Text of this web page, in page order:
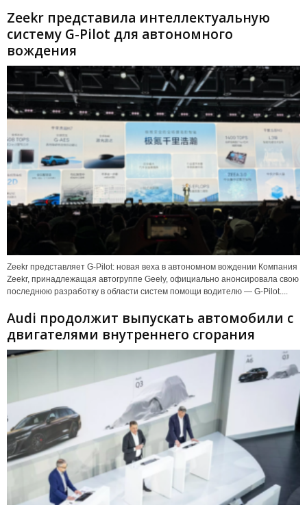
Zeekr представила интеллектуальную
систему G-Pilot для автономного
вождения
Zeekr представляет G-Pilot: новая веха в автономном вождении Компания
Zeekr, принадлежащая автогруппе Geely, официально анонсировала свою
последнюю разработку в области систем помощи водителю — G-Pilot....
Audi продолжит выпускать автомобили с
двигателями внутреннего сгорания